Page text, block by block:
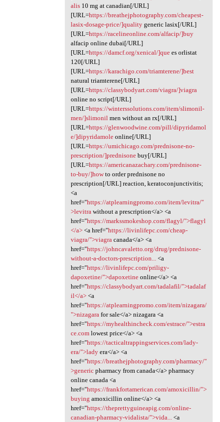
alis10 mg at canadian[/URL]
[URL=https://breathejphotography.com/cheapest-
lasix-dosage-price/]qualitygeneric lasix[/URL]
[URL=https://racelineonline.com/alfacip/]buy
alfacip online dubai[/URL]
[URL=https://damcf.org/xenical/]quees orlistat
120[/URL]
[URL=https://karachigo.com/triamterene/]best
natural triamterene[/URL]
[URL=https://classybodyart.com/viagra/]viagra
online no script[/URL]
[URL=https://winterssolutions.com/item/slimonil-
men/]slimonilmen without an rx[/URL]
[URL=https://glenwoodwine.com/pill/dipyridamol
e/]dipyridamoleonline[/URL]
[URL=https://umichicago.com/prednisone-no-
prescription/]prednisonebuy[/URL]
[URL=https://americanazachary.com/prednisone-
to-buy/]howto order prednisone no
prescription[/URL] reaction, keratoconjunctivitis;
<a
href="https://atplearningpromo.com/item/levitra/"
>levitrawithout a prescription</a> <a
href="https://markssmokeshop.com/flagyl/">flagyl
</a><a href="https://livinlifepc.com/cheap-
viagra/">viagracanada</a> <a
href="https://johncavaletto.org/drug/prednisone-
without-a-doctors-prescription...<a
href="https://livinlifepc.com/priligy-
dapoxetine/">dapoxetineonline</a> <a
href="https://classybodyart.com/tadalafil/">tadalaf
il</a><a
href="https://atplearningpromo.com/item/nizagara/
">nizagarafor sale</a> nizagara <a
href="https://myhealthincheck.com/estrace/">estra
ce.comlowest price</a> <a
href="https://tacticaltrappingservices.com/lady-
era/">ladyera</a> <a
href="https://breathejphotography.com/pharmacy/"
>genericpharmacy from canada</a> pharmacy
online canada <a
href="https://frankfortamerican.com/amoxicillin/">
buying amoxicillin online</a> <a
href="https://theprettyguineapig.com/online-
canadian-pharmacy-vidalista/">vida...<a